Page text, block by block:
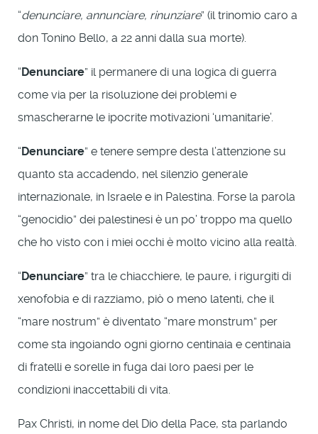
“denunciare, annunciare, rinunziare” (il trinomio caro a
don Tonino Bello, a 22 anni dalla sua morte).
“Denunciare” il permanere di una logica di guerra
come via per la risoluzione dei problemi e
smascherarne le ipocrite motivazioni ‘umanitarie’.
“Denunciare” e tenere sempre desta l’attenzione su
quanto sta accadendo, nel silenzio generale
internazionale, in Israele e in Palestina. Forse la parola
“genocidio” dei palestinesi è un po’ troppo ma quello
che ho visto con i miei occhi è molto vicino alla realtà.
“Denunciare” tra le chiacchiere, le paure, i rigurgiti di
xenofobia e di razziamo, piò o meno latenti, che il
“mare nostrum” è diventato “mare monstrum” per
come sta ingoiando ogni giorno centinaia e centinaia
di fratelli e sorelle in fuga dai loro paesi per le
condizioni inaccettabili di vita.
Pax Christi, in nome del Dio della Pace, sta parlando